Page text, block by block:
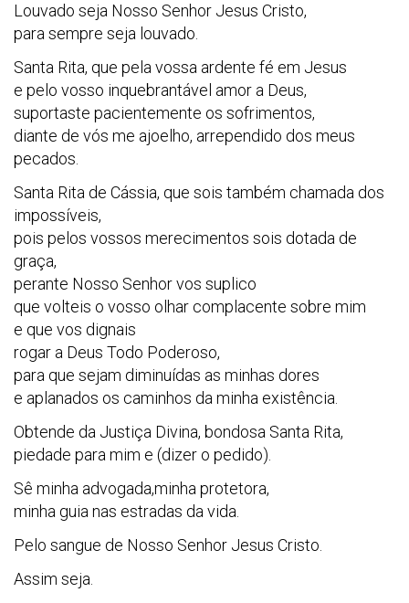
Louvado seja Nosso Senhor Jesus Cristo,
para sempre seja louvado.
Santa Rita, que pela vossa ardente fé em Jesus
e pelo vosso inquebrantável amor a Deus,
suportaste pacientemente os sofrimentos,
diante de vós me ajoelho, arrependido dos meus
pecados.
Santa Rita de Cássia, que sois também chamada dos
impossíveis,
pois pelos vossos merecimentos sois dotada de
graça,
perante Nosso Senhor vos suplico
que volteis o vosso olhar complacente sobre mim
e que vos dignais
rogar a Deus Todo Poderoso,
para que sejam diminuídas as minhas dores
e aplanados os caminhos da minha existência.
Obtende da Justiça Divina, bondosa Santa Rita,
piedade para mim e (dizer o pedido).
Sê minha advogada,minha protetora,
minha guia nas estradas da vida.
Pelo sangue de Nosso Senhor Jesus Cristo.
Assim seja.